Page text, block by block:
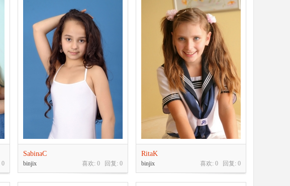
0
SabinaC
喜欢: 0 回复: 0
binjix
RitaK
喜欢: 0 回复: 0
binjix